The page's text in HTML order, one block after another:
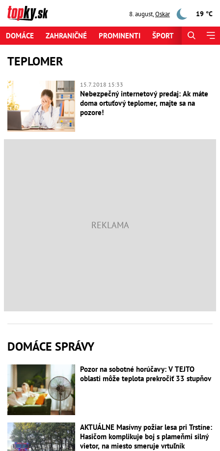
8. august,Oskar 19 °C
DOMÁCE ZAHRANIČNÉ PROMINENTI ŠPORT
TEPLOMER
15.7.2018 15:33
Nebezpečný internetový predaj: Ak máte
doma ortuťový teplomer, majte sa na
pozore!
DOMÁCE SPRÁVY
Pozor na sobotné horúčavy: V TEJTO
oblasti môže teplota prekročiť 33 stupňov
AKTUÁLNE Masívny požiar lesa pri Trstíne:
Hasičom komplikuje boj s plameňmi silný
vietor, na miesto smeruje vrtuľník